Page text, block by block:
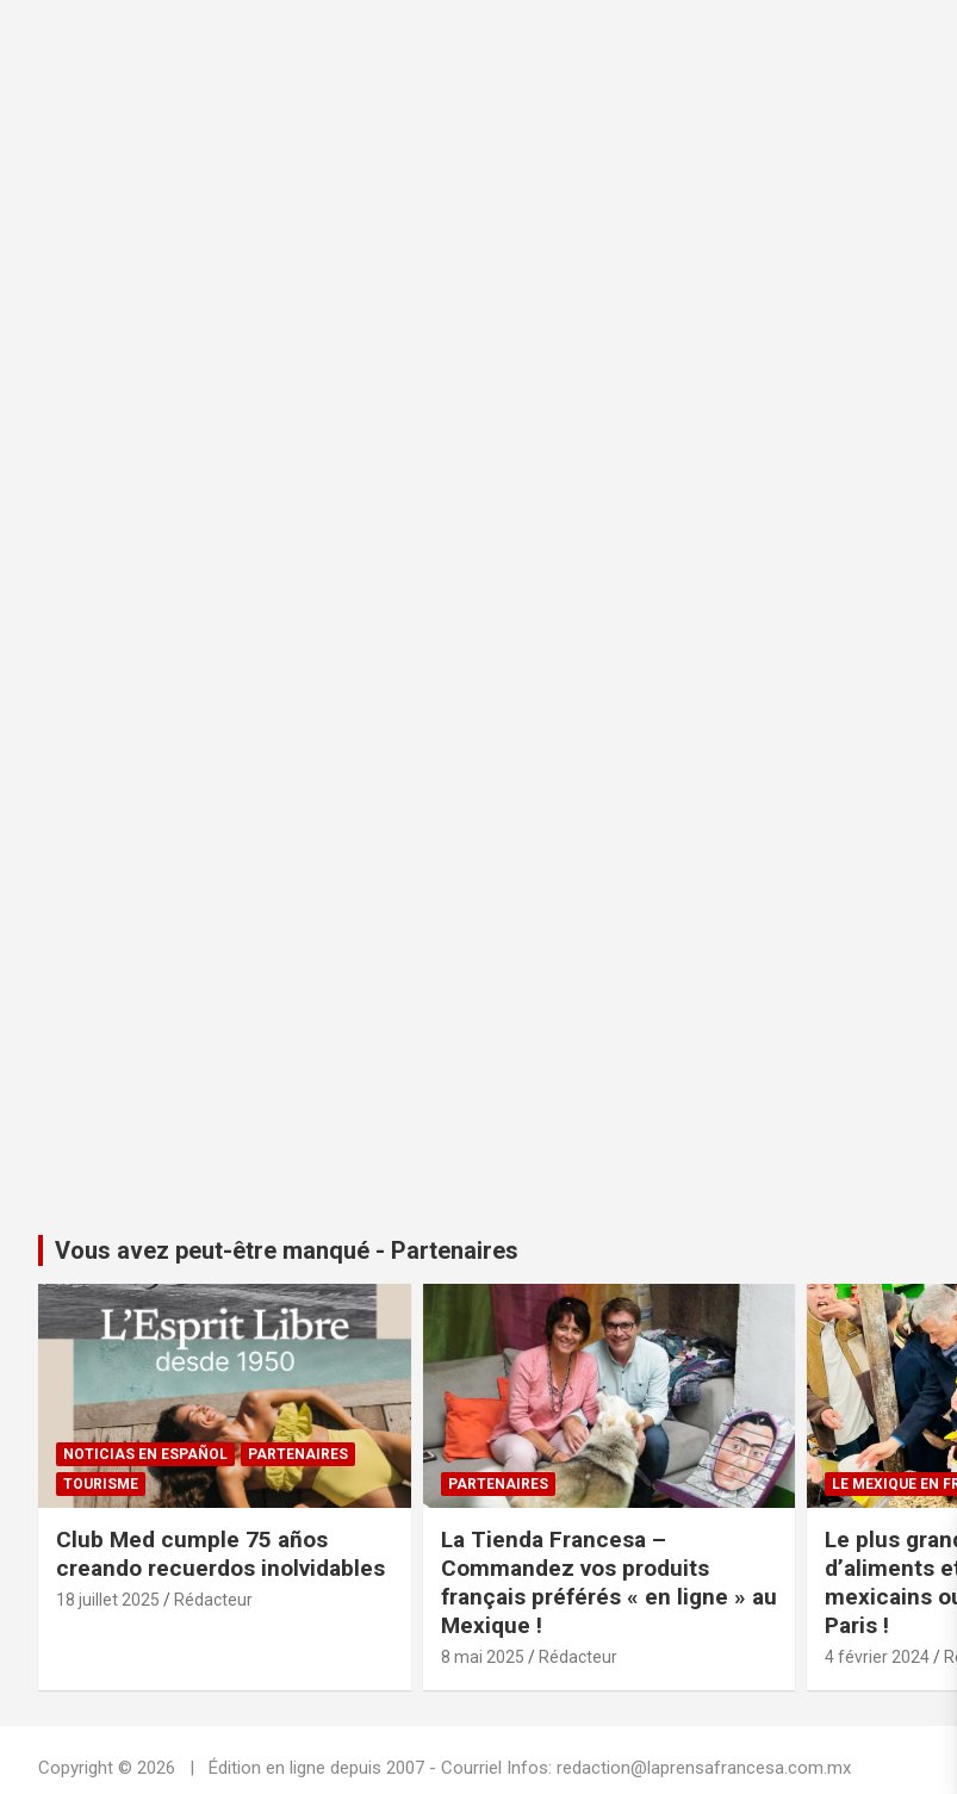
Vous avez peut-être manqué - Partenaires
NOTICIAS EN ESPAÑOL
PARTENAIRES
TOURISME
Club Med cumple 75 años
creando recuerdos inolvidables
18 juillet 2025 Rédacteur
PARTENAIRES
La Tienda Francesa –
Commandez vos produits
français préférés « en ligne » au
Mexique !
8 mai 2025 Rédacteur
LE MEXIQUE EN
Le plus
d’aliments
mexicains
Paris !
4 février 2024
Copyright © 2026 Édition en ligne depuis 2007 - Courriel Infos: redaction@laprensafrancesa.com.mx